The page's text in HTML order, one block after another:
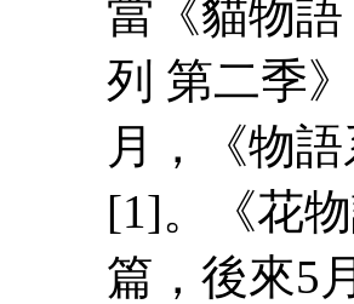
當《貓物
列 第二季
月，《物
[1]。《花
篇，後來5